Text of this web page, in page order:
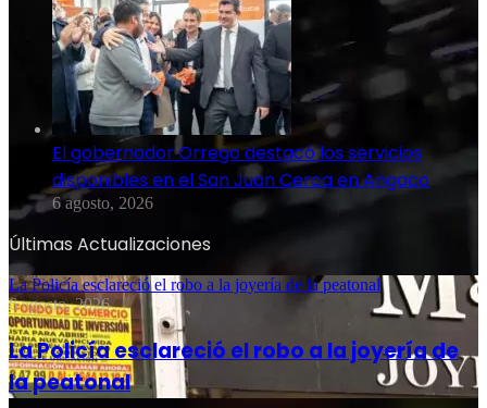
El gobernador Orrego destacó los servicios
disponibles en el San Juan Cerca en Angaco
6 agosto, 2026
Últimas Actualizaciones
La Policía esclareció el robo a la joyería de la peatonal
6 agosto, 2026
La Policía esclareció el robo a la joyería de
la peatonal